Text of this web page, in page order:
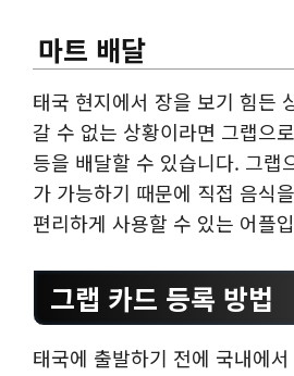
마트 배달
태국 현지에서 장을 보기 힘든
갈 수 없는 상황이라면 그랩으
등을 배달할 수 있습니다. 그랩
가 가능하기 때문에 직접 음식
편리하게 사용할 수 있는 어플
그랩 카드 등록 방법
태국에 출발하기 전에 국내에